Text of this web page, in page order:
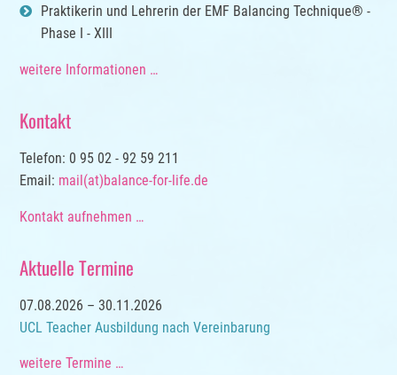
Praktikerin und Lehrerin der EMF Balancing Technique® -
Phase I - XIII
weitere Informationen …
Kontakt
Telefon: 0 95 02 - 92 59 211
Email: mail(at)balance-for-life.de
Kontakt aufnehmen …
Aktuelle Termine
07.08.2026 – 30.11.2026
UCL Teacher Ausbildung nach Vereinbarung
weitere Termine …